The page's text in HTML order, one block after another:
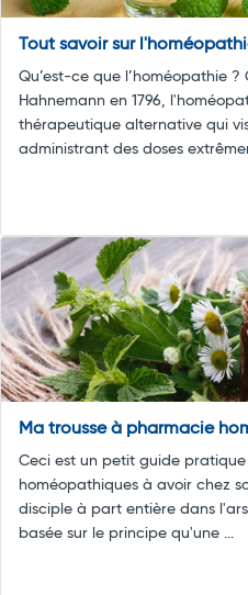
Tout savoir sur
Qu’est-ce que l’homéopathie
Hahnemann en 1796,
thérapeutique alternative qui
administrant des doses
Ma trousse à pharmacie
Ceci est un petit guide
homéopathiques à avoir chez
disciple à part entière dans
basée sur le principe qu'une ...